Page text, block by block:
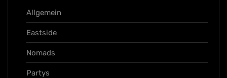
Allgemein
Eastside
Nomads
Partys